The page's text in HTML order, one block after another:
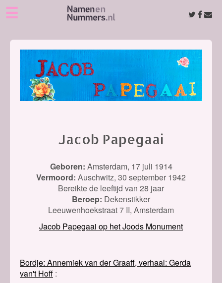
☰
Jacob Papegaai
Geboren: Amsterdam, 17 juli 1914
Vermoord: Auschwitz, 30 september 1942
Bereikte de leeftijd van 28 jaar
Beroep: Dekenstikker
Leeuwenhoekstraat 7 II, Amsterdam
Jacob Papegaai op het Joods Monument
Bordje: Annemiek van der Graaff, verhaal: Gerda
van't Hoff